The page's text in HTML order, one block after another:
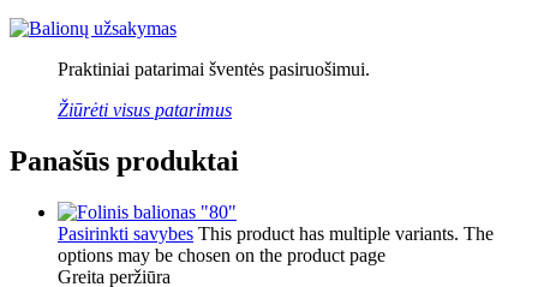
Praktiniai patarimai šventės pasiruošimui.
Žiūrėti visus patarimus
Panašūs produktai
Pasirinkti savybes This product has multiple variants. The
options may be chosen on the product page
Greita peržiūra